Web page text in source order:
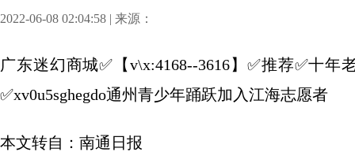
2022-06-08 02:04:58 | 来源：
广东迷幻商城✅【v\x:4168--3616】✅推荐✅十
✅xv0u5sghegdo通州青少年踊跃加入江海志愿者
本文转自：南通日报